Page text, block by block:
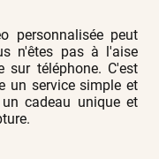
personnalisée peut
n'êtes pas à l'aise
sur téléphone. C'est
un service simple et
cadeau unique et